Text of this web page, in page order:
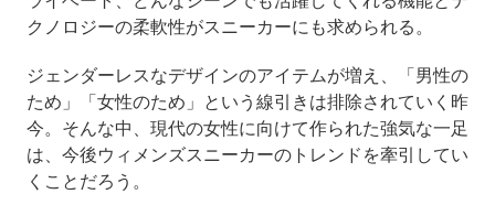
クノロジーの柔軟性がスニーカーにも求められる。
ジェンダーレスなデザインのアイテムが増え、「男性の
ため」「女性のため」という線引きは排除されていく昨
今。そんな中、現代の女性に向けて作られた強気な一足
は、今後ウィメンズスニーカーのトレンドを牽引してい
くことだろう。